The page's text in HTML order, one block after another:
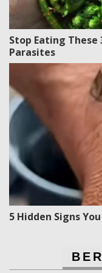
Stop Eating These
Parasites
5 Hidden Signs